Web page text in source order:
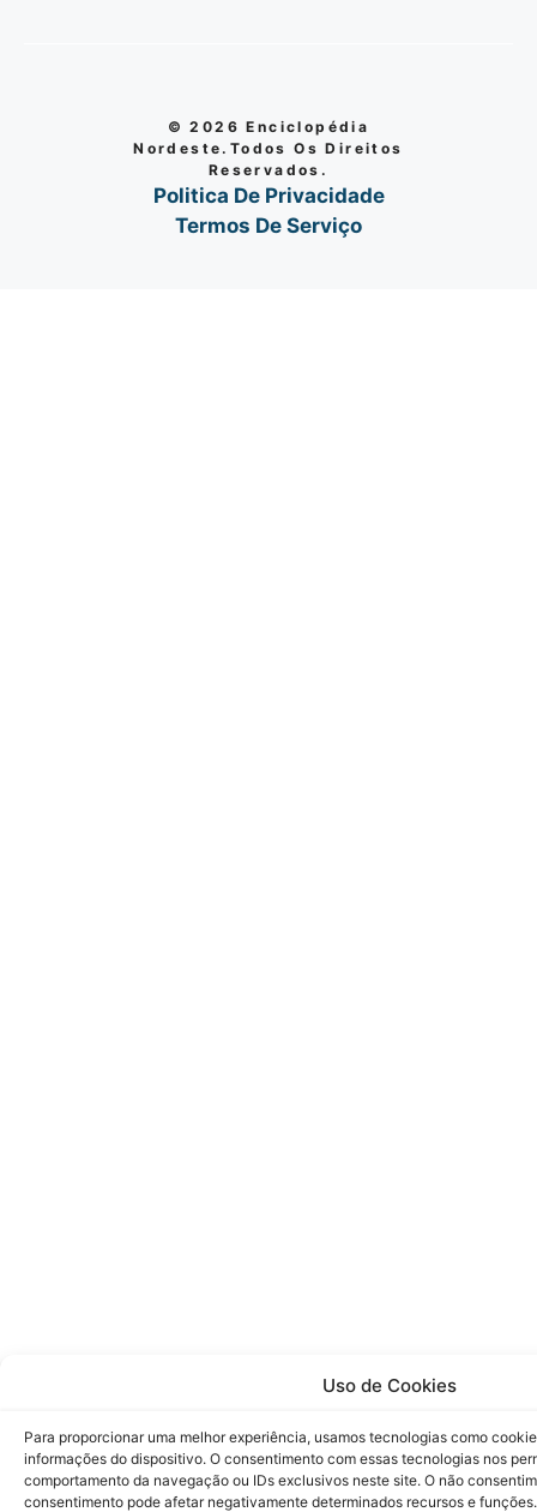
Uso de Cookies
Para proporcionar uma melhor experiência, usamos tecnologias como
informações do dispositivo. O consentimento com essas tecnologias nos
comportamento da navegação ou IDs exclusivos neste site. O não
consentimento pode afetar negativamente determinados recursos e funções.
© 2026 Enciclopédia
Nordeste.Todos Os Direitos
Reservados.
Politica De Privacidade
Termos De Serviço